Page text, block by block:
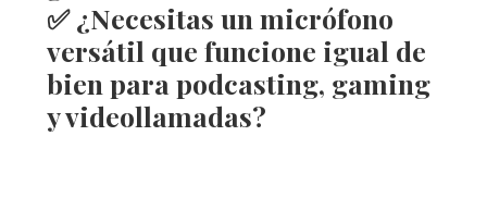
✅ ¿Necesitas un micrófono
versátil que funcione igual de
bien para podcasting, gaming
y videollamadas?